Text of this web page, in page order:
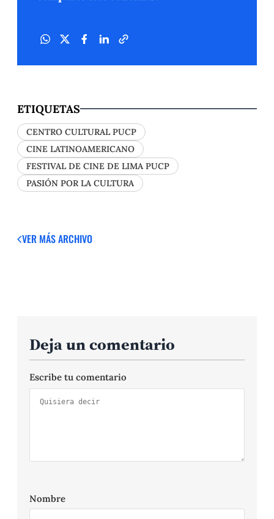
ETIQUETAS
CENTRO CULTURAL PUCP
CINE LATINOAMERICANO
FESTIVAL DE CINE DE LIMA PUCP
PASIÓN POR LA CULTURA
VER MÁSARCHIVO
Deja un comentario
Escribe tu comentario
Nombre